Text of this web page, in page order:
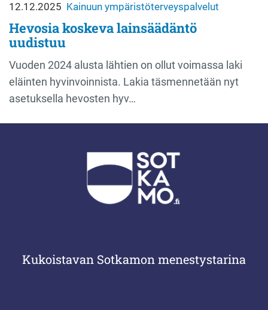
12.12.2025 Kainuun ympäristöterveyspalvelut
Hevosia koskeva lainsäädäntö
uudistuu
Vuoden 2024 alusta lähtien on ollut voimassa laki
eläinten hyvinvoinnista. Lakia täsmennetään nyt
asetuksella hevosten hyv…
Kukoistavan Sotkamon menestystarina